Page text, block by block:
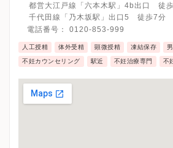
都営大江戸線「六本木駅」4b出口 徒
千代田線「乃木坂駅」出口5 徒歩7分
電話番号： 0120-853-999
人工授精 体外受精 顕微授精 凍結保存
不妊カウンセリング 駅近 不妊治療専門 不